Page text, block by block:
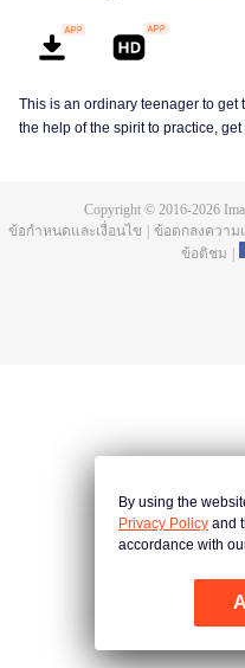
This is an ordinary teenager to get
the help of the spirit to practice,
Copyright © 2016-2026
ข้อกำหนดและเงื่อนไข
ข้อตกลงความ
ข้อติชม
By using the
Privacy Policy and
accordance with